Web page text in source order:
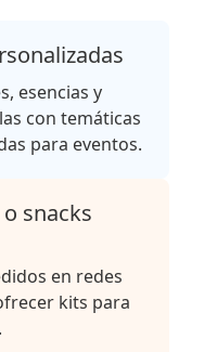
esencias y
con temáticas
para eventos.
snacks
en redes
kits para